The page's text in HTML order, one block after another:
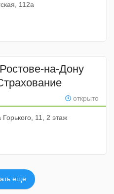
112а
на-Дону
открыто
11, 2 этаж
еще